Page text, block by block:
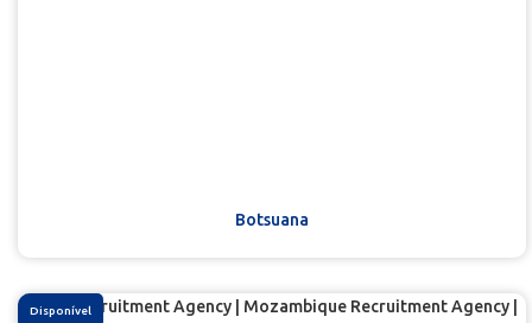
Botsuana
Disponível